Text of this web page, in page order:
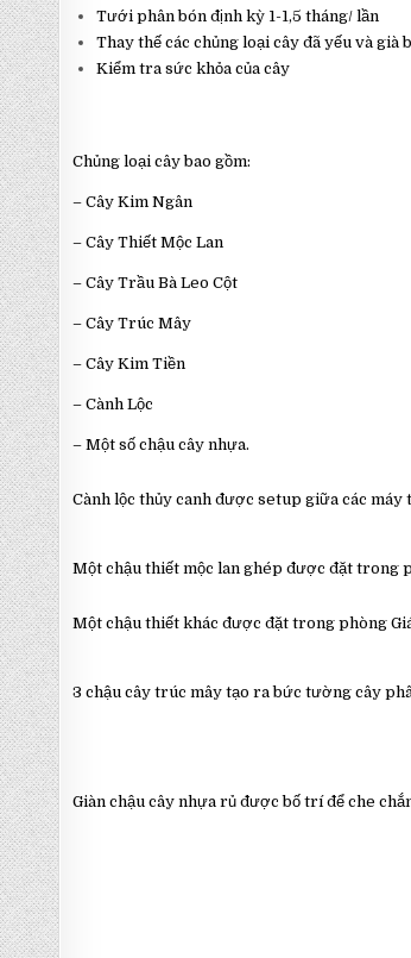
Tưới phân bón định kỳ 1-1,5 tháng/ lần
Thay thế các chủng loại cây đã yếu và già
Kiểm tra sức khỏa của cây
Chủng loại cây bao gồm:
– Cây Kim Ngân
– Cây Thiết Mộc Lan
– Cây Trầu Bà Leo Cột
– Cây Trúc Mây
– Cây Kim Tiền
– Cành Lộc
– Một số chậu cây nhựa.
Cành lộc thủy canh được setup giữa các máy
Một chậu thiết mộc lan ghép được đặt trong
Một chậu thiết khác được đặt trong phòng
3 chậu cây trúc mây tạo ra bức tường cây
Giàn chậu cây nhựa rủ được bố trí để che